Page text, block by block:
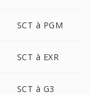
SCT à PGM
SCT à EXR
SCT à G3